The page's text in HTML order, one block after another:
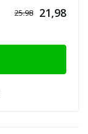
25.98 21,98